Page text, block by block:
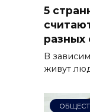
5
разных
В
живут